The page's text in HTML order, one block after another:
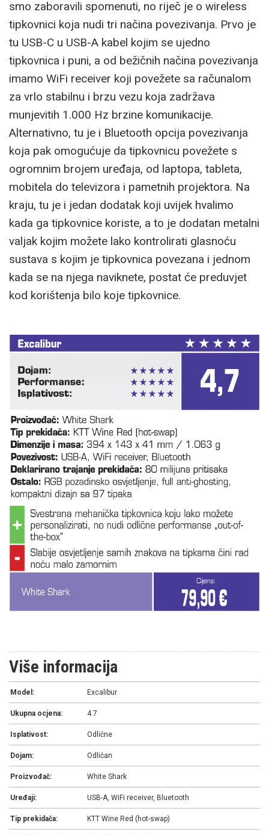
smo zaboravili spomenuti, no riječ je o wireless
tipkovnici koja nudi tri načina povezivanja. Prvo je
tu USB-C u USB-A kabel kojim se ujedno
tipkovnica i puni, a od bežičnih načina povezivanja
imamo WiFi receiver koji povežete sa računalom
za vrlo stabilnu i brzu vezu koja zadržava
munjevitih 1.000 Hz brzine komunikacije.
Alternativno, tu je i Bluetooth opcija povezivanja
koja pak omogućuje da tipkovnicu povežete s
ogromnim brojem uređaja, od laptopa, tableta,
mobitela do televizora i pametnih projektora. Na
kraju, tu je i jedan dodatak koji uvijek hvalimo
kada ga tipkovnice koriste, a to je dodatan metalni
valjak kojim možete lako kontrolirati glasnoću
sustava s kojim je tipkovnica povezana i jednom
kada se na njega naviknete, postat će preduvjet
kod korištenja bilo koje tipkovnice.
Više informacija
Model: Excalibur
Ukupna ocjena: 4.7
Isplativost: Odlične
Dojam: Odličan
Proizvođač: White Shark
Uređaji: USB-A, WiFi receiver, Bluetooth
Tip prekidača: KTT Wine Red (hot-swap)